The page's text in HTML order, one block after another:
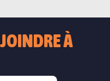
JOINDRE À